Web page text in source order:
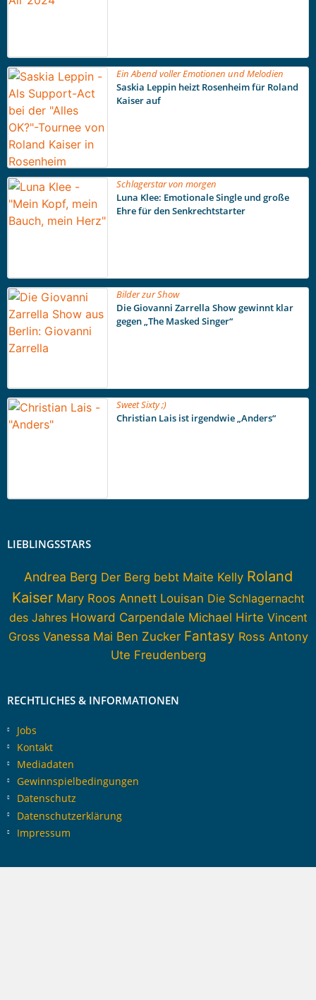
Ein Abend voller Emotionen und Melodien
Saskia Leppin heizt Rosenheim für Roland
Kaiser auf
Schlagerstar von morgen
Luna Klee: Emotionale Single und große
Ehre für den Senkrechtstarter
Bilder zur Show
Die Giovanni Zarrella Show gewinnt klar
gegen „The Masked Singer“
Sweet Sixty ;)
Christian Lais ist irgendwie „Anders“
LIEBLINGSSTARS
Andrea Berg Der Berg bebt Maite Kelly Roland
Kaiser Mary Roos Annett Louisan Die Schlagernacht
des Jahres Howard Carpendale Michael Hirte Vincent
Gross Vanessa Mai Ben Zucker Fantasy Ross Antony
Ute Freudenberg
RECHTLICHES & INFORMATIONEN
Jobs
Kontakt
Mediadaten
Gewinnspielbedingungen
Datenschutz
Datenschutzerklärung
Impressum